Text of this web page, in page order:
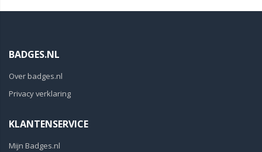
BADGES.NL
Over badges.nl
Privacy verklaring
KLANTENSERVICE
Mijn Badges.nl